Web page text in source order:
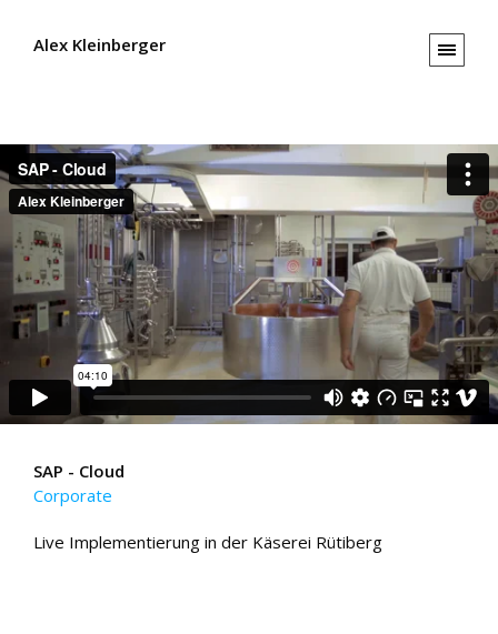
Alex Kleinberger
SAP - Cloud
Corporate
Live Implementierung in der Käserei Rütiberg